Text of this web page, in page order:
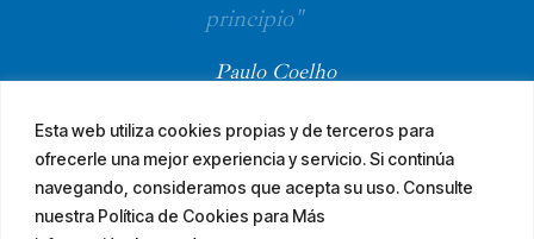
Esta web utiliza cookies propias y de terceros para
ofrecerle una mejor experiencia y servicio. Si continúa
navegando, consideramos que acepta su uso. Consulte
nuestra Política de Cookies para Más
principio"
Paulo Coelho